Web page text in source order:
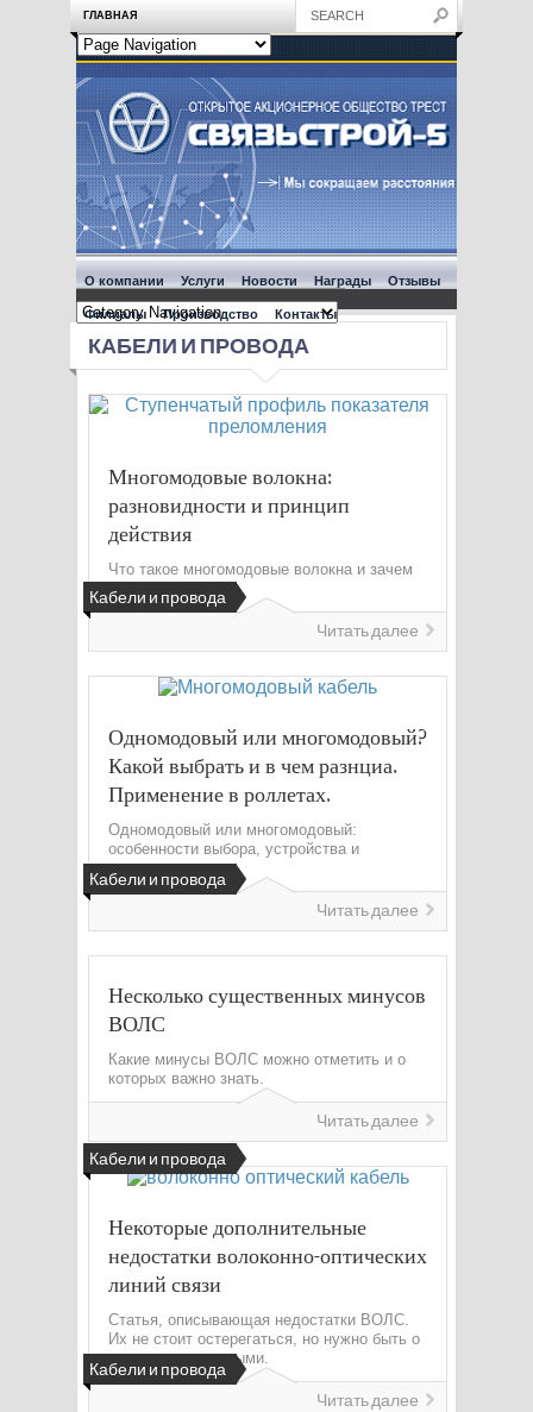
ГЛАВНАЯ
О компании Услуги Новости Награды Отзывы
Филиалы Производство Контакты
КАБЕЛИ И ПРОВОДА
Кабели и провода
Многомодовые волокна:
разновидности и принцип
действия
Что такое многомодовые волокна и зачем
они нужны.
Читать далее
Кабели и провода
Одномодовый или многомодовый?
Какой выбрать и в чем разнциа.
Применение в роллетах.
Одномодовый или многомодовый:
особенности выбора, устройства и
применения.
Читать далее
Кабели и провода
Несколько существенных минусов
ВОЛС
Какие минусы ВОЛС можно отметить и о
которых важно знать.
Читать далее
Кабели и провода
Некоторые дополнительные
недостатки волоконно-оптических
линий связи
Статья, описывающая недостатки ВОЛС.
Их не стоит остерегаться, но нужно быть о
них осведомленными.
Читать далее